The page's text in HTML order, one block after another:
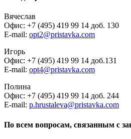
Вячеслав
Офис: +7 (495) 419 99 14 доб. 130
E-mail: opt2@pristavka.com
Игорь
Офис: +7 (495) 419 99 14 доб.131
E-mail: opt4@pristavka.com
Полина
Офис: +7 (495) 419 99 14 доб. 244
E-mail: p.hrustaleva@pristavka.com
По всем вопросам, связанным с